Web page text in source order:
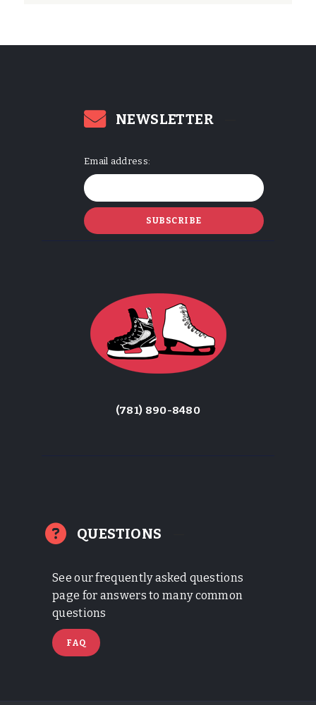
NEWSLETTER
Email address:
(781) 890-8480
QUESTIONS
See our frequently asked questions
page for answers to many common
questions
FAQ